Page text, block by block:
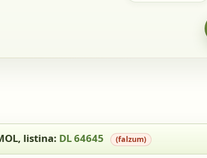
listina: DL 64645 (falzum)
, listina: DL 64645 (falzum)